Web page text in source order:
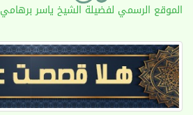
الموقع الرسمي لفضيلة الشيخ ياسر برهامي